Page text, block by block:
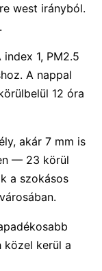
west irányból.
1, PM2.5
A nappal
12 óra
akár 7 mm is
— 23 körül
a szokásos
közel kerül a